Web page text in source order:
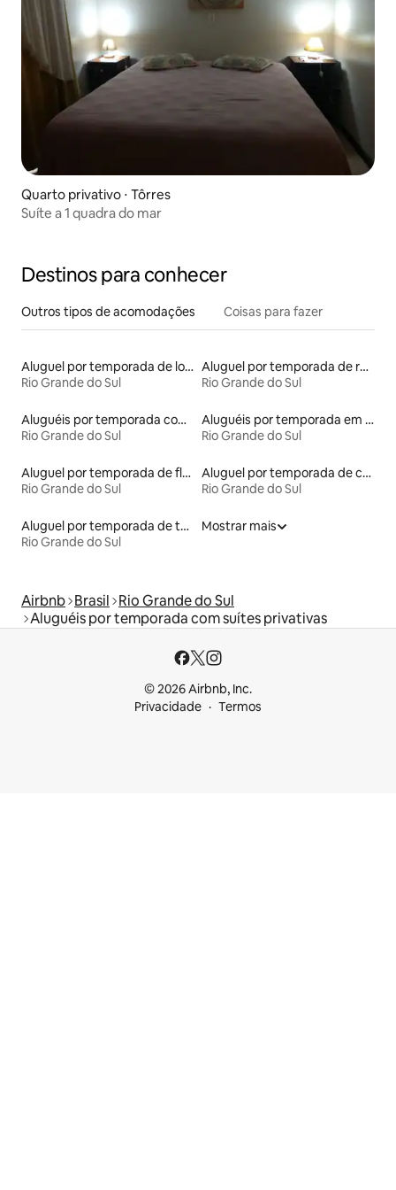
Quarto privativo ⋅ Tôrres
Suíte a 1 quadra do mar
Destinos para conhecer
Outros tipos de acomodações Coisas para fazer
Aluguel por temporada de lofts
Rio Grande do Sul
Aluguel por temporada de ranchos
Rio Grande do Sul
Aluguéis por temporada com acesso ao lago
Rio Grande do Sul
Aluguéis por temporada em acampamentos
Rio Grande do Sul
Aluguel por temporada de flats
Rio Grande do Sul
Aluguel por temporada de casas na árvore
Rio Grande do Sul
Aluguel por temporada de townhouses
Rio Grande do Sul
Mostrar mais
Airbnb Brasil Rio Grande do Sul
Aluguéis por temporada com suítes privativas
© 2026 Airbnb, Inc.
Privacidade
Termos